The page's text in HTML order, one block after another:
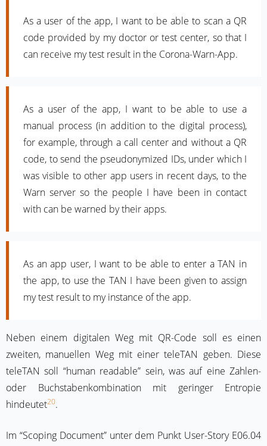
As a user of the app, I want to be able to scan a QR
code provided by my doctor or test center, so that I
can receive my test result in the Corona-Warn-App.
As a user of the app, I want to be able to use a
manual process (in addition to the digital process),
for example, through a call center and without a QR
code, to send the pseudonymized IDs, under which I
was visible to other app users in recent days, to the
Warn server so the people I have been in contact
with can be warned by their apps.
As an app user, I want to be able to enter a TAN in
the app, to use the TAN I have been given to assign
my test result to my instance of the app.
Neben einem digitalen Weg mit QR-Code soll es einen
zweiten, manuellen Weg mit einer teleTAN geben. Diese
teleTAN soll “human readable” sein, was auf eine Zahlen-
oder Buchstabenkombination mit geringer Entropie
hindeutet20.
Im “Scoping Document” unter dem Punkt User-Story E06.04